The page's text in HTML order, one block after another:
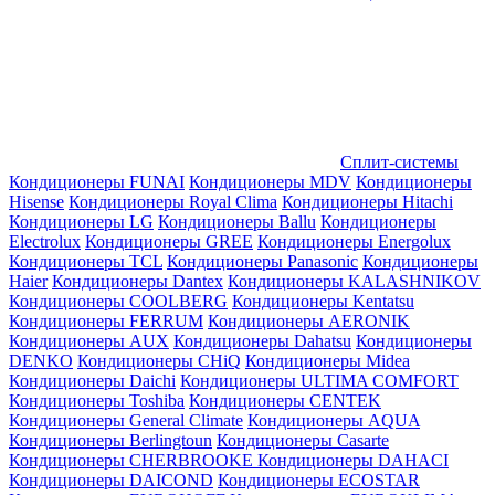
Сплит-системы
Кондиционеры FUNAI Кондиционеры MDV Кондиционеры
Hisense Кондиционеры Royal Clima Кондиционеры Hitachi
Кондиционеры LG Кондиционеры Ballu Кондиционеры
Electrolux Кондиционеры GREE Кондиционеры Energolux
Кондиционеры TCL Кондиционеры Panasonic Кондиционеры
Haier Кондиционеры Dantex Кондиционеры KALASHNIKOV
Кондиционеры СOOLBERG Кондиционеры Kentatsu
Кондиционеры FERRUM Кондиционеры AERONIK
Кондиционеры AUX Кондиционеры Dahatsu Кондиционеры
DENKO Кондиционеры CHiQ Кондиционеры Midea
Кондиционеры Daichi Кондиционеры ULTIMA COMFORT
Кондиционеры Toshiba Кондиционеры CENTEK
Кондиционеры General Climate Кондиционеры AQUA
Кондиционеры Berlingtoun Кондиционеры Casarte
Кондиционеры CHERBROOKE Кондиционеры DAHACI
Кондиционеры DAICOND Кондиционеры ECOSTAR